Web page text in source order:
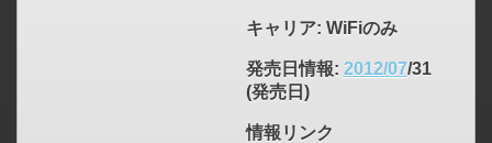
キャリア: WiFiのみ
発売日情報: 2012/07/31
(発売日)
情報リンク